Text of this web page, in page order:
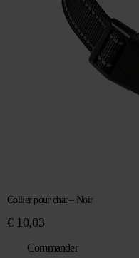
Collier pour chat – Noir
€10,03
Commander